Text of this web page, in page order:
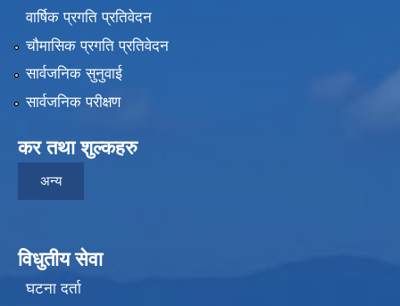
वार्षिक प्रगति प्रतिवेदन
चौमासिक प्रगति प्रतिवेदन
सार्वजनिक सुनुवाई
सार्वजनिक परीक्षण
कर तथा शुल्कहरु
अन्य
विधुतीय सेवा
घटना दर्ता